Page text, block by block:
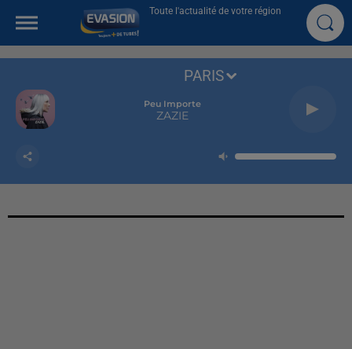
Toute l'actualité de votre région
Peu Importe
ZAZIE
PARIS